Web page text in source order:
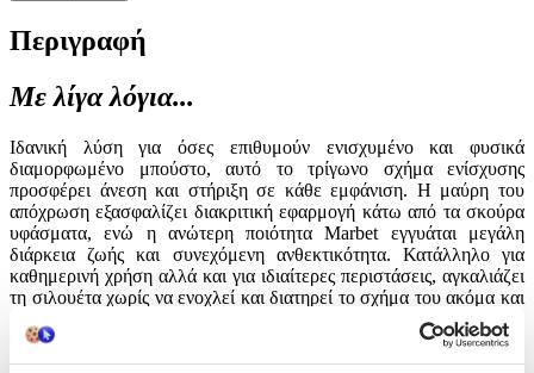
Περιγραφή
Με λίγα λόγια...
Ιδανική λύση για όσες επιθυμούν ενισχυμένο και φυσικά
διαμορφωμένο μπούστο, αυτό το τρίγωνο σχήμα ενίσχυσης
προσφέρει άνεση και στήριξη σε κάθε εμφάνιση. Η μαύρη του
απόχρωση εξασφαλίζει διακριτική εφαρμογή κάτω από τα σκούρα
υφάσματα, ενώ η ανώτερη ποιότητα Marbet εγγυάται μεγάλη
διάρκεια ζωής και συνεχόμενη ανθεκτικότητα. Κατάλληλο για
καθημερινή χρήση αλλά και για ιδιαίτερες περιστάσεις, αγκαλιάζει
τη σιλουέτα χωρίς να ενοχλεί και διατηρεί το σχήμα του ακόμα και
μετά από συχνή χρήση. Επιλέξτε αυτή την ενίσχυση για
αυτοπεποίθηση, άνεση και άψογο αποτέλεσμα.